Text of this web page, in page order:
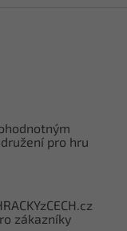
pro hru
zákazníky